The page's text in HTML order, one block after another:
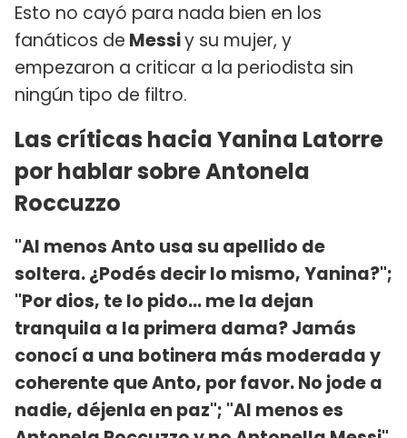
Esto no cayó para nada bien en los
fanáticos de Messiy su mujer, y
empezaron a criticar a la periodista sin
ningún tipo de filtro.
Las críticas hacia Yanina Latorre
por hablar sobre Antonela
Roccuzzo
"Al menos Anto usa su apellido de
soltera. ¿Podés decir lo mismo, Yanina?";
"Por dios, te lo pido... me la dejan
tranquila a la primera dama? Jamás
conocí a una botinera más moderada y
coherente que Anto, por favor. No jode a
nadie, déjenla en paz"; "Al menos es